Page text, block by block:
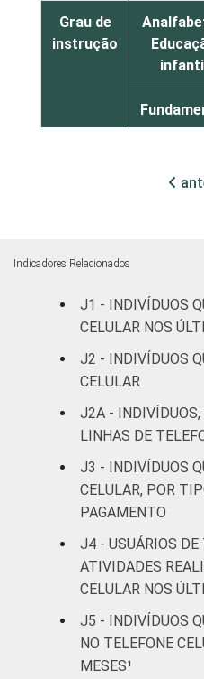
Grau de
instrução
etária
De 16 a
anos
De 35 a
anos
De 45 a
De 60
ou
Renda
Familiar
Até 1
Indicadores Relacionados
J1 - INDIVÍDUOS
CELULAR NOS
J2 - INDIVÍDUOS
CELULAR
J2A - INDIVÍDUOS,
LINHAS DE
J3 - INDIVÍDUOS
CELULAR, POR
PAGAMENTO
J4 - USUÁRIOS DE
ATIVIDADES
CELULAR NOS
J5 - INDIVÍDUOS
NO TELEFONE
MESES¹